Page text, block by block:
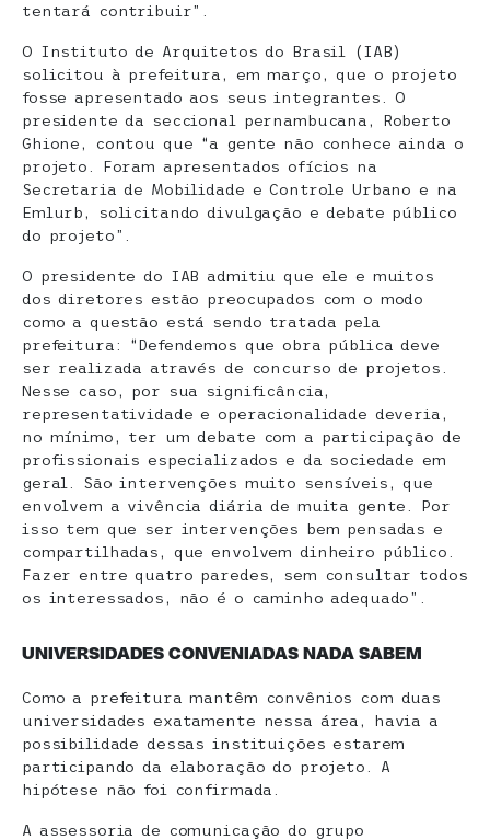
tentará contribuir”.
O Instituto de Arquitetos do Brasil (IAB)
solicitou à prefeitura, em março, que o projeto
fosse apresentado aos seus integrantes. O
presidente da seccional pernambucana, Roberto
Ghione, contou que “a gente não conhece ainda o
projeto. Foram apresentados ofícios na
Secretaria de Mobilidade e Controle Urbano e na
Emlurb, solicitando divulgação e debate público
do projeto”.
O presidente do IAB admitiu que ele e muitos
dos diretores estão preocupados com o modo
como a questão está sendo tratada pela
prefeitura: “Defendemos que obra pública deve
ser realizada através de concurso de projetos.
Nesse caso, por sua significância,
representatividade e operacionalidade deveria,
no mínimo, ter um debate com a participação de
profissionais especializados e da sociedade em
geral. São intervenções muito sensíveis, que
envolvem a vivência diária de muita gente. Por
isso tem que ser intervenções bem pensadas e
compartilhadas, que envolvem dinheiro público.
Fazer entre quatro paredes, sem consultar todos
os interessados, não é o caminho adequado”.
UNIVERSIDADES CONVENIADAS NADA SABEM
Como a prefeitura mantêm convênios com duas
universidades exatamente nessa área, havia a
possibilidade dessas instituições estarem
participando da elaboração do projeto. A
hipótese não foi confirmada.
A assessoria de comunicação do grupo